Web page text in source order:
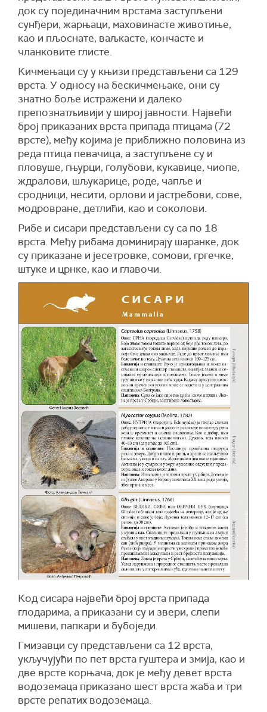
док су појединачним врстама заступљени
сунђери, жарњаци, маховинасте животиње,
као и пљоснате, ваљкасте, кончасте и
чланковите глисте.
Кичмењаци су у књизи представљени са 129
врста. У односу на бескичмењаке, они су
знатно боље истражени и далеко
препознатљивији у широј јавности. Највећи
број приказаних врста припада птицама (72
врсте), међу којима је приближно половина из
реда птица певачица, а заступљене су и
пловуше, гњурци, голубови, кукавице, чиопе,
ждралови, шљукарице, роде, чапље и
сродници, несити, орлови и јастребови, сове,
модровране, детлићи, као и соколови.
Рибе и сисари представљени су са по 18
врста. Међу рибама доминирају шаранке, док
су приказане и јесетровке, сомови, гргечке,
штуке и црнке, као и главочи.
Код сисара највећи број врста припада
глодарима, а приказани су и звери, слепи
мишеви, папкари и бубоједи.
Гмизавци су представљени са 12 врста,
укључујући по пет врста гуштера и змија, као и
две врсте корњача, док је међу девет врста
водоземаца приказано шест врста жаба и три
врсте репатих водоземаца.